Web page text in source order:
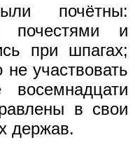
почётны:
почестями и
при шпагах;
участвовать
в свои
держав.